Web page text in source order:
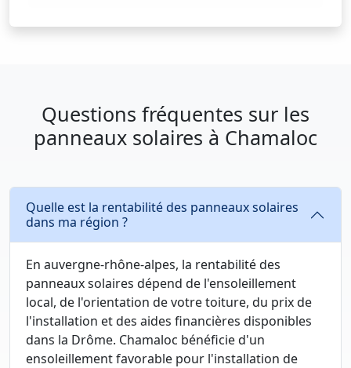
Questions fréquentes sur les
panneaux solaires à Chamaloc
Quelle est la rentabilité des panneaux solaires
dans ma région ?
En auvergne-rhône-alpes, la rentabilité des
panneaux solaires dépend de l'ensoleillement
local, de l'orientation de votre toiture, du prix de
l'installation et des aides financières disponibles
dans la Drôme. Chamaloc bénéficie d'un
ensoleillement favorable pour l'installation de